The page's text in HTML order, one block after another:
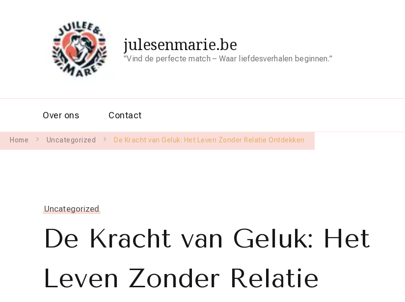
julesenmarie.be
"Vind de perfecte match – Waar liefdesverhalen beginnen."
Over ons Contact
Home Uncategorized De Kracht van Geluk: Het Leven Zonder Relatie Ontdekken
Uncategorized
De Kracht van Geluk: Het
Leven Zonder Relatie